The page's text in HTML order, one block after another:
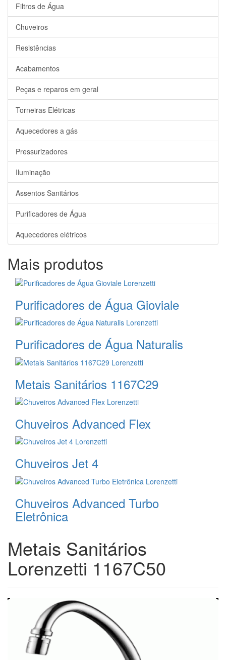
Filtros de Água
Chuveiros
Resistências
Acabamentos
Peças e reparos em geral
Torneiras Elétricas
Aquecedores a gás
Pressurizadores
Iluminação
Assentos Sanitários
Purificadores de Água
Aquecedores elétricos
Mais produtos
Purificadores de Água Gioviale
Purificadores de Água Naturalis
Metais Sanitários 1167C29
Chuveiros Advanced Flex
Chuveiros Jet 4
Chuveiros Advanced Turbo
Eletrônica
Metais Sanitários
Lorenzetti 1167C50